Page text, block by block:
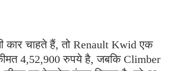
चाहते हैं, तो Renault Kwid एक
4,52,900 रुपये है, जबकि Climber